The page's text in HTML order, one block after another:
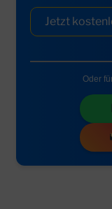
Jetzt
Oder